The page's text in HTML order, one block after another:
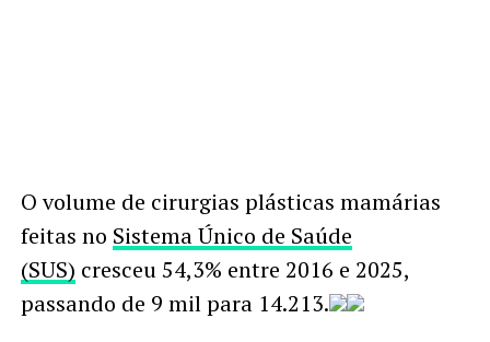
O volume de cirurgias plásticas mamárias
feitas no Sistema Único de Saúde
(SUS) cresceu 54,3% entre 2016 e 2025,
passando de 9 mil para 14.213.